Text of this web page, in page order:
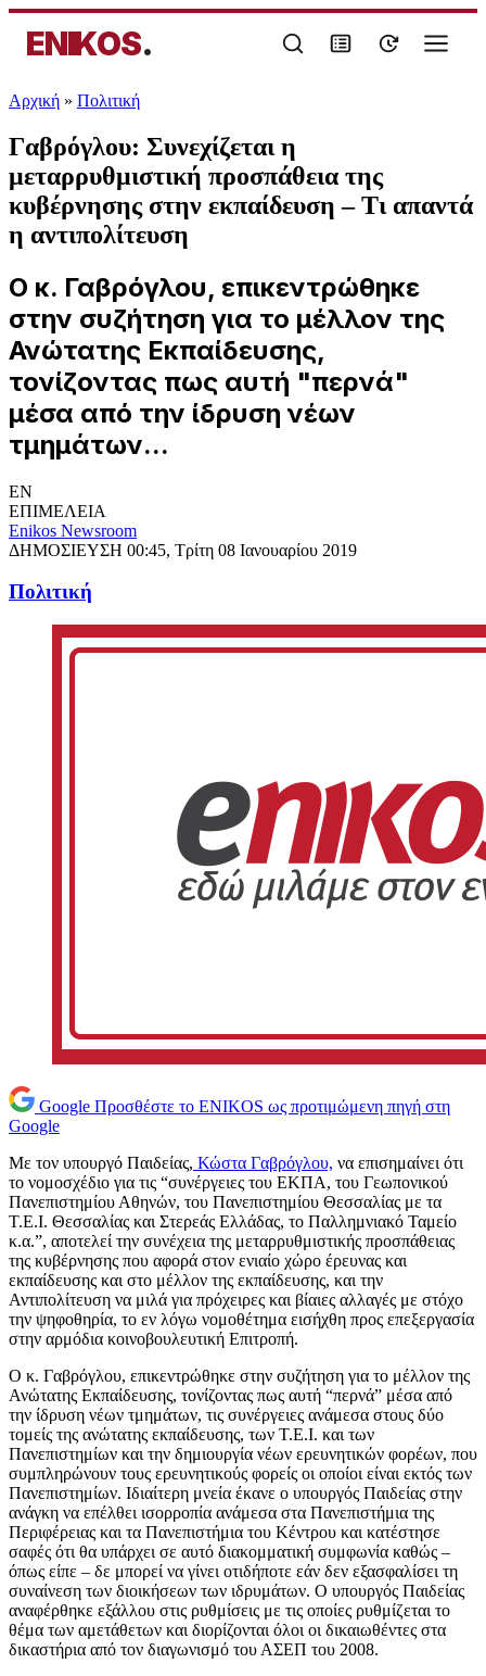
ENIKOS.
Αρχική » Πολιτική
Γαβρόγλου: Συνεχίζεται η
μεταρρυθμιστική προσπάθεια της
κυβέρνησης στην εκπαίδευση – Τι απαντά
η αντιπολίτευση
Ο κ. Γαβρόγλου, επικεντρώθηκε
στην συζήτηση για το μέλλον της
Ανώτατης Εκπαίδευσης,
τονίζοντας πως αυτή "περνά"
μέσα από την ίδρυση νέων
τμημάτων...
EN
ΕΠΙΜΕΛΕΙΑ
Enikos Newsroom
ΔΗΜΟΣΙΕΥΣΗ 00:45, Τρίτη 08 Ιανουαρίου 2019
Πολιτική
Google Προσθέστε το ENIKOS ως προτιμώμενη πηγή στη
Google
Με τον υπουργό Παιδείας, Κώστα Γαβρόγλου, να επισημαίνει ότι
το νομοσχέδιο για τις “συνέργειες του ΕΚΠΑ, του Γεωπονικού
Πανεπιστημίου Αθηνών, του Πανεπιστημίου Θεσσαλίας με τα
Τ.Ε.Ι. Θεσσαλίας και Στερεάς Ελλάδας, το Παλλημνιακό Ταμείο
κ.α.”, αποτελεί την συνέχεια της μεταρρυθμιστικής προσπάθειας
της κυβέρνησης που αφορά στον ενιαίο χώρο έρευνας και
εκπαίδευσης και στο μέλλον της εκπαίδευσης, και την
Αντιπολίτευση να μιλά για πρόχειρες και βίαιες αλλαγές με στόχο
την ψηφοθηρία, το εν λόγω νομοθέτημα εισήχθη προς επεξεργασία
στην αρμόδια κοινοβουλευτική Επιτροπή.
Ο κ. Γαβρόγλου, επικεντρώθηκε στην συζήτηση για το μέλλον της
Ανώτατης Εκπαίδευσης, τονίζοντας πως αυτή “περνά” μέσα από
την ίδρυση νέων τμημάτων, τις συνέργειες ανάμεσα στους δύο
τομείς της ανώτατης εκπαίδευσης, των Τ.Ε.Ι. και των
Πανεπιστημίων και την δημιουργία νέων ερευνητικών φορέων, που
συμπληρώνουν τους ερευνητικούς φορείς οι οποίοι είναι εκτός των
Πανεπιστημίων. Ιδιαίτερη μνεία έκανε ο υπουργός Παιδείας στην
ανάγκη να επέλθει ισορροπία ανάμεσα στα Πανεπιστήμια της
Περιφέρειας και τα Πανεπιστήμια του Κέντρου και κατέστησε
σαφές ότι θα υπάρχει σε αυτό διακομματική συμφωνία καθώς –
όπως είπε – δε μπορεί να γίνει οτιδήποτε εάν δεν εξασφαλίσει τη
συναίνεση των διοικήσεων των ιδρυμάτων. Ο υπουργός Παιδείας
αναφέρθηκε εξάλλου στις ρυθμίσεις με τις οποίες ρυθμίζεται το
θέμα των αμετάθετων και διορίζονται όλοι οι δικαιωθέντες στα
δικαστήρια από τον διαγωνισμό του ΑΣΕΠ του 2008.